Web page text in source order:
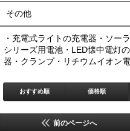
その他
・充電式ライトの充電器・ソー
シリーズ用電池・LED懐中電灯
器・クランプ・リチウムイオン
おすすめ順 価格順
前のページへ